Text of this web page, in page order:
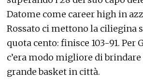
Datome come career high in
Rossato ci mettono la ciliegina
quota cento: finisce 103-91. Per
c’era modo migliore di
grande basket in città.